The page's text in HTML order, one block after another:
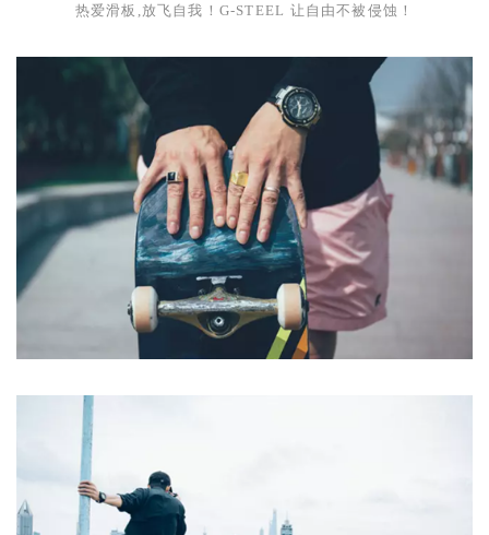
热爱滑板,放飞自我！ G-STEEL 让自由不被侵蚀！